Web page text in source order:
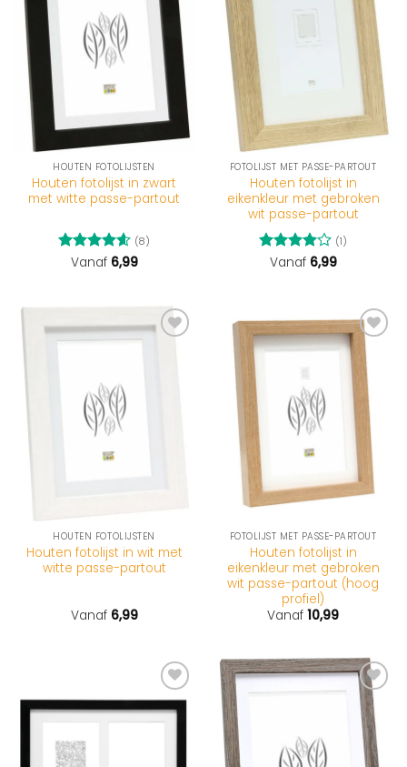
HOUTEN FOTOLIJSTEN
Houten fotolijst in zwart
met witte passe-partout
Gewaardeerd
(8)
Vanaf 6,99
FOTOLIJST MET PASSE-PARTOUT
Houten fotolijst in
eikenkleur met gebroken
wit passe-partout
Gewaardeerd
(1)
Vanaf 6,99
HOUTEN FOTOLIJSTEN
Houten fotolijst in wit met
witte passe-partout
Vanaf 6,99
FOTOLIJST MET PASSE-PARTOUT
Houten fotolijst in
eikenkleur met gebroken
wit passe-partout (hoog
profiel)
Vanaf 10,99